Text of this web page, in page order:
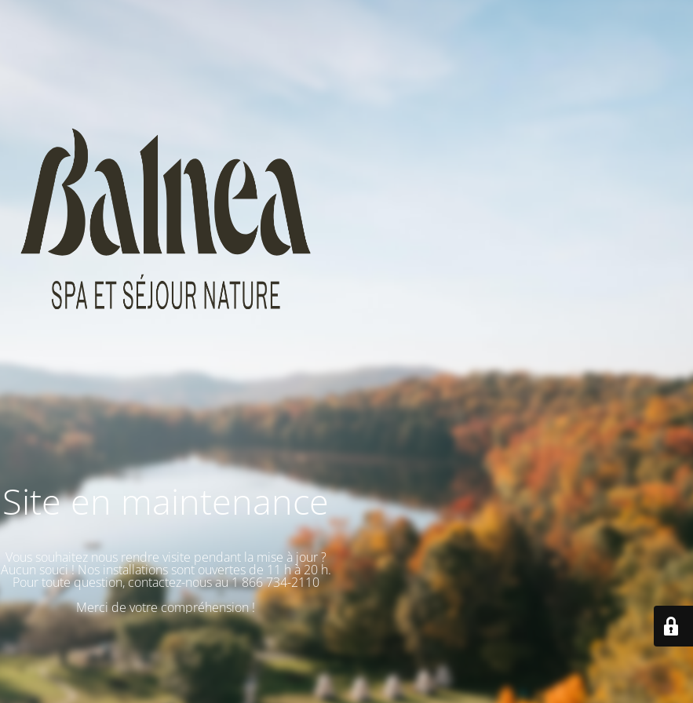
Site en maintenance
Vous souhaitez nous rendre visite pendant la mise à jour ?
Aucun souci ! Nos installations sont ouvertes de 11 h à 20 h.
Pour toute question, contactez-nous au 1 866 734-2110
Merci de votre compréhension !